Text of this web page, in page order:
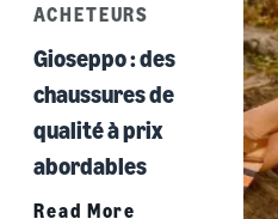
ACHETEURS
Gioseppo : des
chaussures de
qualité à prix
abordables
Read More